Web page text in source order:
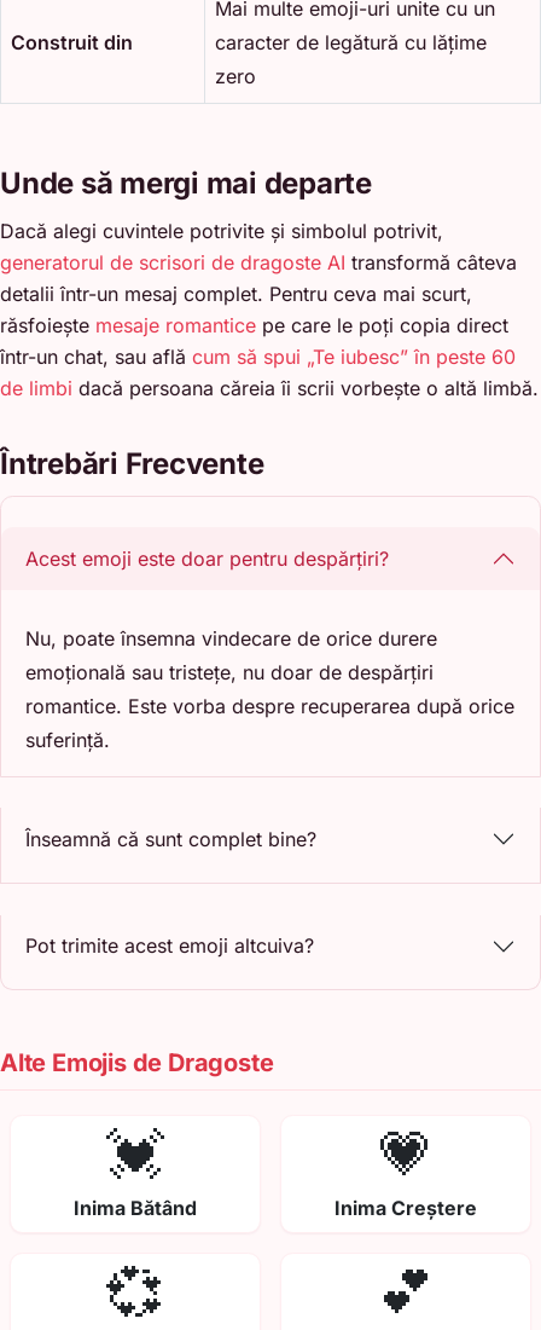
Construit din
Mai multe emoji-uri unite cu un
caracter de legătură cu lățime
zero
Unde să mergi mai departe
Dacă alegi cuvintele potrivite și simbolul potrivit,
generatorul de scrisori de dragoste AI transformă câteva
detalii într-un mesaj complet. Pentru ceva mai scurt,
răsfoiește mesaje romantice pe care le poți copia direct
într-un chat, sau află cum să spui „Te iubesc” în peste 60
de limbi dacă persoana căreia îi scrii vorbește o altă limbă.
Întrebări Frecvente
Acest emoji este doar pentru despărțiri?
Nu, poate însemna vindecare de orice durere
emoțională sau tristețe, nu doar de despărțiri
romantice. Este vorba despre recuperarea după orice
suferință.
Înseamnă că sunt complet bine?
Pot trimite acest emoji altcuiva?
Alte Emojis de Dragoste
💓
Inima Bătând
💗
Inima Creștere
💞 💕